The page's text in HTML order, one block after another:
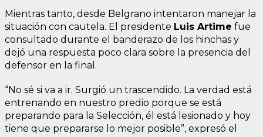
Mientras tanto, desde Belgrano intentaron manejar la
situación con cautela. El presidente Luis Artime fue
consultado durante el banderazo de los hinchas y
dejó una respuesta poco clara sobre la presencia del
defensor en la final.
“No sé si va a ir. Surgió un trascendido. La verdad está
entrenando en nuestro predio porque se está
preparando para la Selección, él está lesionado y hoy
tiene que prepararse lo mejor posible”, expresó el